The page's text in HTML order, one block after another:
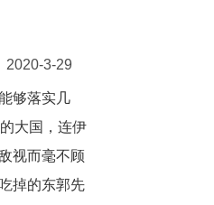
2020-3-29
够落实几
大国，连伊
视而毫不顾
掉的东郭先